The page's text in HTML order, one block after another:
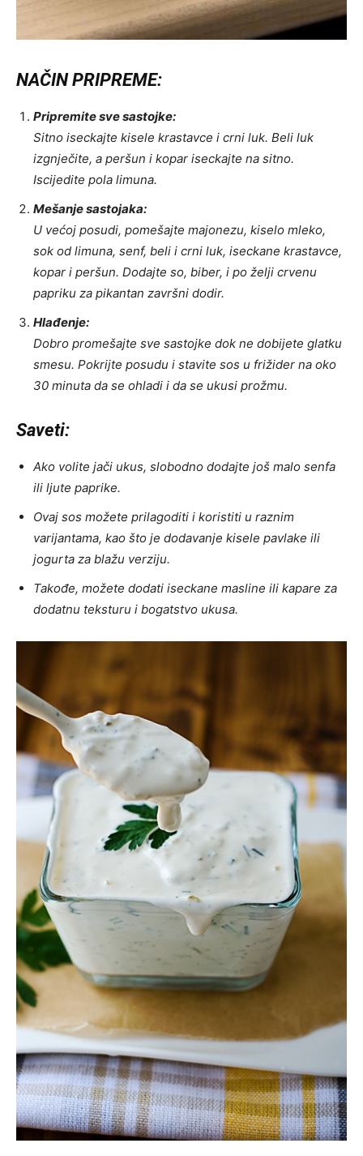
NAČIN PRIPREME:
Pripremite sve sastojke:
Sitno iseckajte kisele krastavce i crni luk. Beli luk
izgnječite, a peršun i kopar iseckajte na sitno.
Iscijedite pola limuna.
Mešanje sastojaka:
U većoj posudi, pomešajte majonezu, kiselo mleko,
sok od limuna, senf, beli i crni luk, iseckane krastavce,
kopar i peršun. Dodajte so, biber, i po želji crvenu
papriku za pikantan završni dodir.
Hlađenje:
Dobro promešajte sve sastojke dok ne dobijete glatku
smesu. Pokrijte posudu i stavite sos u frižider na oko
30 minuta da se ohladi i da se ukusi prožmu.
Saveti:
Ako volite jači ukus, slobodno dodajte još malo senfa
ili ljute paprike.
Ovaj sos možete prilagoditi i koristiti u raznim
varijantama, kao što je dodavanje kisele pavlake ili
jogurta za blažu verziju.
Takođe, možete dodati iseckane masline ili kapare za
dodatnu teksturu i bogatstvo ukusa.